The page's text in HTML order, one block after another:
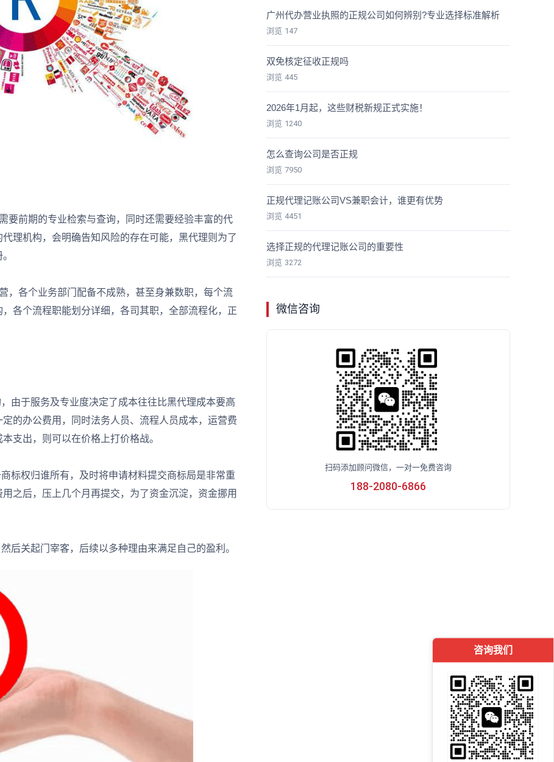
要前期的专业检索与查询，同时还需要经验丰富的代
理机构，会明确告知风险的存在可能，黑代理则为了
各个业务部门配备不成熟，甚至身兼数职，每个流
各个流程职能划分详细，各司其职，全部流程化，正
于服务及专业度决定了成本往往比黑代理成本要高
的办公费用，同时法务人员、流程人员成本，运营费
支出，则可以在价格上打价格战。
权归谁所有，及时将申请材料提交商标局是非常重
之后，压上几个月再提交，为了资金沉淀，资金挪用
关起门宰客，后续以多种理由来满足自己的盈利。
广州代办营业执照的正规公司如何辨别?专业选择标准解析
浏览 147
双免核定征收正规吗
浏览 445
2026年1月起，这些财税新规正式实施！
浏览 1240
怎么查询公司是否正规
浏览 7950
正规代理记账公司VS兼职会计，谁更有优势
浏览 4451
选择正规的代理记账公司的重要性
浏览 3272
微信咨询
扫码添加顾问微信，一对一免费咨询
188-2080-6866
咨询我们